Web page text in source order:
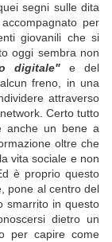
segni sulle dita
per
giovanili che si
oggi sembra non
digitale"e del
freno, in una
attraverso
Certo tutto
anche un bene a
oltre che
vita sociale e non
è proprio questo
pone al centro del
smarrito in questo
dietro un
per capire come